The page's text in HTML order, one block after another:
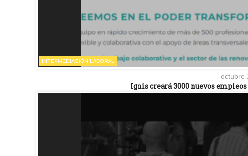
INTERMEDIACIÓN LABORAL
octubre
Ignis creará 3000 nuevos